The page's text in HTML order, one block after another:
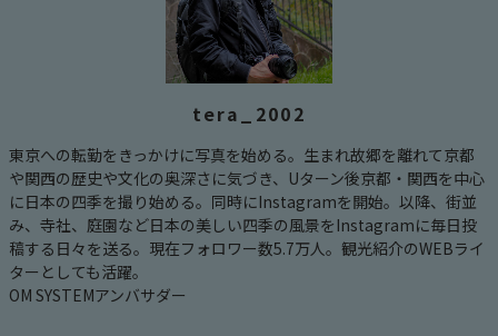
tera_2002
東京への転勤をきっかけに写真を始める。生まれ故郷を離れて京都
や関西の歴史や文化の奥深さに気づき、Uターン後京都・関西を中心
に日本の四季を撮り始める。同時にInstagramを開始。以降、街並
み、寺社、庭園など日本の美しい四季の風景をInstagramに毎日投
稿する日々を送る。現在フォロワー数5.7万人。観光紹介のWEBライ
ターとしても活躍。
OM SYSTEMアンバサダー